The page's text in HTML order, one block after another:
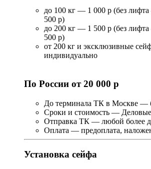
до 100 кг — 1 000 р (без
500 р)
до 200 кг — 1 500 р (без
500 р)
от 200 кг и эксклюзивные
индивидуально
По России от 20 000 р
До терминала ТК в Москве —
Сроки и стоимость —
Отправка ТК — любой более
Оплата — предоплата,
Установка сейфа